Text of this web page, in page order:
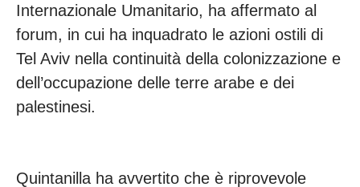
Internazionale Umanitario, ha affermato al
forum, in cui ha inquadrato le azioni ostili di
Tel Aviv nella continuità della colonizzazione e
dell’occupazione delle terre arabe e dei
palestinesi.
Quintanilla ha avvertito che è riprovevole